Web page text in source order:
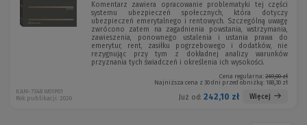
Komentarz zawiera opracowanie problematyki tej części
systemu ubezpieczeń społecznych, która dotyczy
ubezpieczeń emerytalnego i rentowych. Szczególną uwagę
zwrócono zatem na zagadnienia powstania, wstrzymania,
zawieszenia, ponownego ustalenia i ustania prawa do
emerytur, rent, zasiłku pogrzebowego i dodatków, nie
rezygnując przy tym z dokładnej analizy warunków
przyznania tych świadczeń i określenia ich wysokości.
Cena regularna: 269,00 zł
Najniższa cena z 30 dni przed obniżką: 188,30 zł
Już od: 242,10 zł Więcej
KAM-7348 W01P01
Rok publikacji: 2026